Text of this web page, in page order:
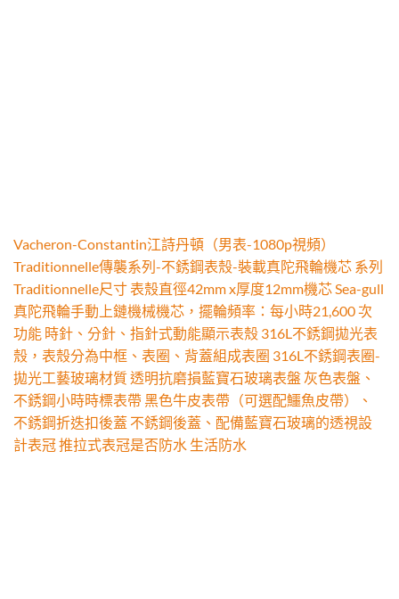
Vacheron-Constantin江詩丹頓（男表-1080p視頻）
Traditionnelle傳襲系列-不銹鋼表殼-裝載真陀飛輪機芯 系列
Traditionnelle尺寸 表殼直徑42mm x厚度12mm機芯 Sea-gull
真陀飛輪手動上鏈機械機芯，擺輪頻率：每小時21,600 次
功能 時針、分針、指針式動能顯示表殼 316L不銹鋼拋光表
殼，表殼分為中框、表圈、背蓋組成表圈 316L不銹鋼表圈-
拋光工藝玻璃材質 透明抗磨損藍寶石玻璃表盤 灰色表盤、
不銹鋼小時時標表帶 黑色牛皮表帶（可選配鱷魚皮帶）、
不銹鋼折迭扣後蓋 不銹鋼後蓋、配備藍寶石玻璃的透視設
計表冠 推拉式表冠是否防水 生活防水